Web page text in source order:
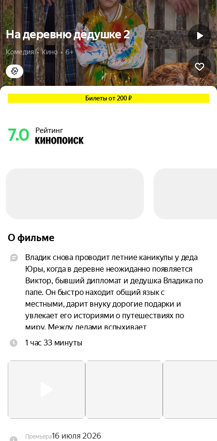
На деревню дедушке 2
Комедия  •  Кино  •  6+
Билеты от 200 ₽
7.0 Рейтинг
О фильме
Владик снова проводит летние каникулы у деда
Юры, когда в деревне неожиданно появляется
Виктор, бывший дипломат и дедушка Владика по
папе. Он быстро находит общий язык с
местными, дарит внуку дорогие подарки и
увлекает его историями о путешествиях по
миру. Между дедами вспыхивает
соперничество за внимание внука — от едких
Юра всё больше чувствует, что проигрывает, но,
1 час 33 минуты
Премьера16 июля 2026